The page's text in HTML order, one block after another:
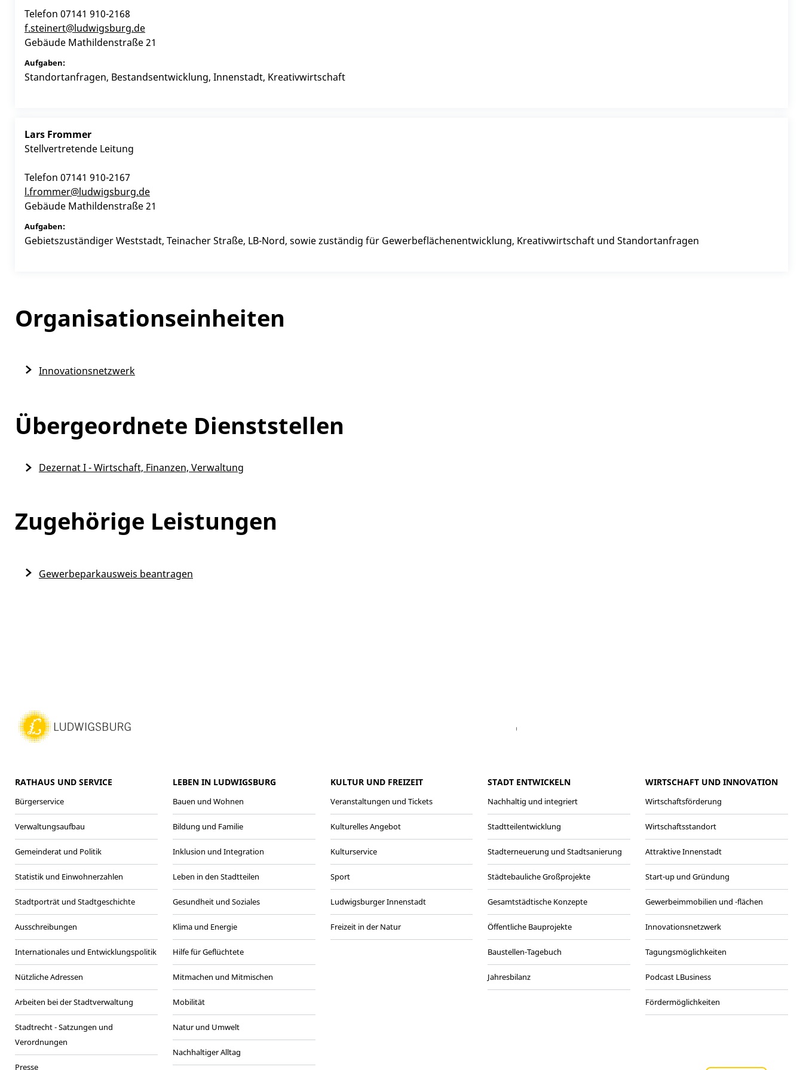
Telefon 07141 910-2168
f.steinert@ludwigsburg.de
Gebäude Mathildenstraße 21
Standortanfragen, Bestandsentwicklung, Innenstadt, Kreativwirtschaft
Lars Frommer
Stellvertretende Leitung
Telefon 07141 910-2167
l.frommer@ludwigsburg.de
Gebäude Mathildenstraße 21
Gebietszuständiger Weststadt, Teinacher Straße, LB-Nord, sowie zuständig für Gewerbeflächenentwicklung, Kreativwirtschaft und Standortanfragen
Organisationseinheiten
Innovationsnetzwerk
Übergeordnete Dienststellen
Dezernat I - Wirtschaft, Finanzen, Verwaltung
Zugehörige Leistungen
Gewerbeparkausweis beantragen
LinkedIn
RATHAUS UND SERVICE
Bürgerservice
Verwaltungsaufbau
Gemeinderat und Politik
Statistik und Einwohnerzahlen
Stadtporträt und Stadtgeschichte
Ausschreibungen
Internationales und Entwicklungspolitik
Nützliche Adressen
Arbeiten bei der Stadtverwaltung
Stadtrecht - Satzungen und
Verordnungen
Presse
LEBEN IN LUDWIGSBURG
Bauen und Wohnen
Bildung und Familie
Inklusion und Integration
Leben in den Stadtteilen
Gesundheit und Soziales
Klima und Energie
Hilfe für Geflüchtete
Mitmachen und Mitmischen
Mobilität
Natur und Umwelt
Nachhaltiger Alltag
KULTUR UND FREIZEIT
Veranstaltungen und Tickets
Kulturelles Angebot
Kulturservice
Sport
Ludwigsburger Innenstadt
Freizeit in der Natur
STADT ENTWICKELN
Nachhaltig und integriert
Stadtteilentwicklung
Stadterneuerung und Stadtsanierung
Städtebauliche Großprojekte
Gesamtstädtische Konzepte
Öffentliche Bauprojekte
Baustellen-Tagebuch
Jahresbilanz
WIRTSCHAFT UND INNOVATION
Wirtschaftsförderung
Wirtschaftsstandort
Attraktive Innenstadt
Start-up und Gründung
Gewerbeimmobilien und -flächen
Innovationsnetzwerk
Tagungsmöglichkeiten
Podcast LBusiness
Fördermöglichkeiten